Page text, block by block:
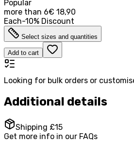
Popular
more than 6€ 18,90
Each-10% Discount
Select sizes and quantities
Add to cart
Looking for bulk orders or
Additional details
Shipping £15
Get more info in our FAQs